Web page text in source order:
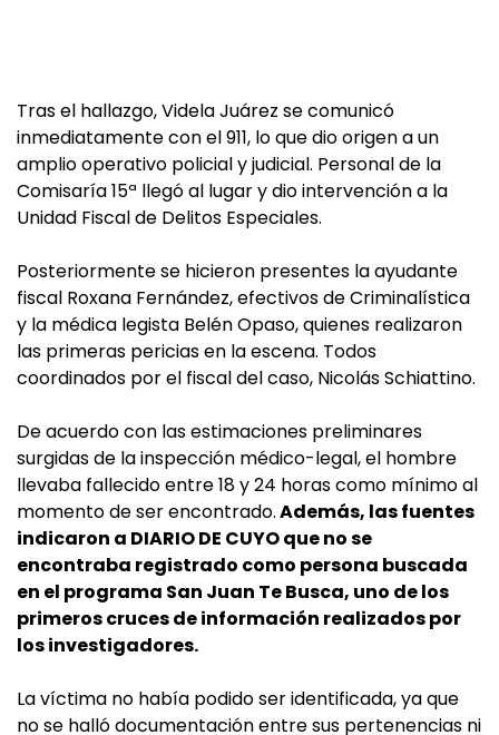
Tras el hallazgo, Videla Juárez se comunicó
inmediatamente con el 911, lo que dio origen a un
amplio operativo policial y judicial. Personal de la
Comisaría 15ª llegó al lugar y dio intervención a la
Unidad Fiscal de Delitos Especiales.
Posteriormente se hicieron presentes la ayudante
fiscal Roxana Fernández, efectivos de Criminalística
y la médica legista Belén Opaso, quienes realizaron
las primeras pericias en la escena. Todos
coordinados por el fiscal del caso, Nicolás Schiattino.
De acuerdo con las estimaciones preliminares
surgidas de la inspección médico-legal, el hombre
llevaba fallecido entre 18 y 24 horas como mínimo al
momento de ser encontrado.Además, las fuentes
indicaron a DIARIO DE CUYO que no se
encontraba registrado como persona buscada
en el programa San Juan Te Busca, uno de los
primeros cruces de información realizados por
los investigadores.
La víctima no había podido ser identificada, ya que
no se halló documentación entre sus pertenencias ni